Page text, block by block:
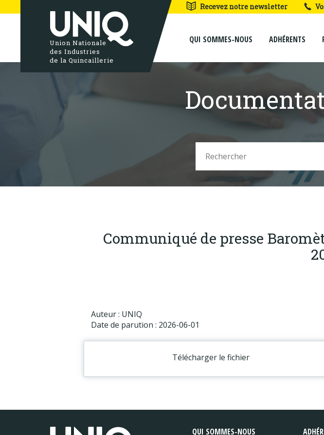
Union Nationale
des Industries
de la Quincaillerie
Recevez notre newsletter
QUI SOMMES-NOUS ADHÉRENTS
Communiqué de presse
Auteur : UNIQ
Date de parution : 2026-06-01
Télécharger le fichier
QUI SOMMES-NOUS